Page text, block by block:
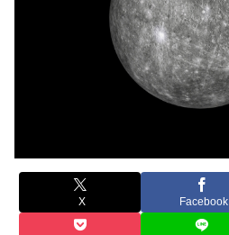
X Facebook